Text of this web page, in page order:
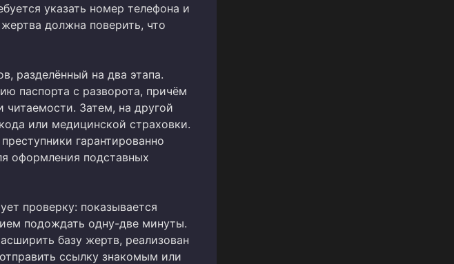
указать номер телефона и
должна поверить, что
разделённый на два этапа.
паспорта с разворота, причём
Затем, на другой
или медицинской страховки.
гарантированно
оформления подставных
проверку: показывается
подождать одну-две минуты.
базу жертв, реализован
ссылку знакомым или